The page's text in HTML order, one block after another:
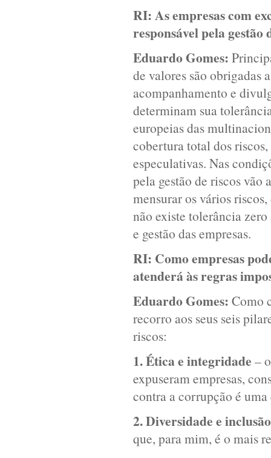
RI:As empresas com
responsável pela gestão
Eduardo Gomes:
de valores são obrigadas
acompanhamento e
determinam sua
europeias das
cobertura total dos
especulativas. Nas
pela gestão de riscos
mensurar os vários
não existe tolerância
e gestão das empresas.
RI: Como empresas
atenderá às regras
Eduardo Gomes: Como
recorro aos seus seis
riscos:
1. Ética e integridade –
expuseram empresas,
contra a corrupção é
2. Diversidade e inclusão
que, para mim, é o mais